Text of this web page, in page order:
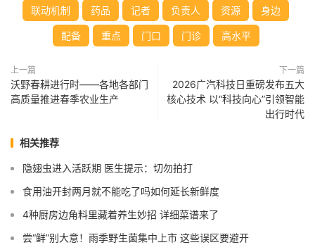
联动机制 药品 记者 负责人 资源 身边
配备 重点 门口 门诊 高水平
上一篇
沃野春耕进行时——各地各部门
高质量推进春季农业生产
下一篇
2026广汽科技日重磅发布五大
核心技术 以“科技向心”引领智能
出行时代
相关推荐
隐翅虫进入活跃期 医生提示：切勿拍打
食用油开封两月就不能吃了吗如何延长新鲜度
4种厨房边角料里藏着养生妙招 详细菜谱来了
尝“鲜”别大意！雨季野生菌集中上市 这些误区要避开